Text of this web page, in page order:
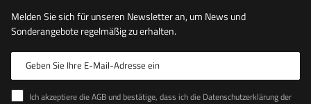
Melden Sie sich für unseren Newsletter an, um News und
Sonderangebote regelmäßig zu erhalten.
Geben Sie Ihre E-Mail-Adresse ein
Ich akzeptiere die AGB und bestätige, dass ich die Datenschutzerklärung der Website zur Kenntnis genommen habe